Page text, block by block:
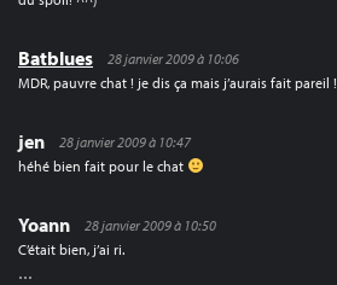
Batblues
28 janvier 2009 à 10:06
MDR, pauvre chat ! je dis ça mais j’aurais fait pareil !
jen
28 janvier 2009 à 10:47
héhé bien fait pour le chat
Yoann
28 janvier 2009 à 10:50
C’était bien, j’ai ri.
…